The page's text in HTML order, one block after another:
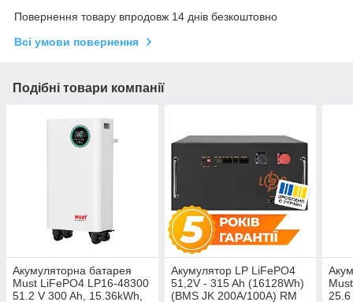
Повернення товару впродовж 14 днів безкоштовно
Всі умови повернення
Подібні товари компанії
Акумуляторна батарея
Must LiFePO4 LP16-48300
51.2 V 300 Ah, 15.36kWh,
Акумулятор LP LiFePO4
51,2V - 315 Ah (16128Wh)
(BMS JK 200A/100А) RM